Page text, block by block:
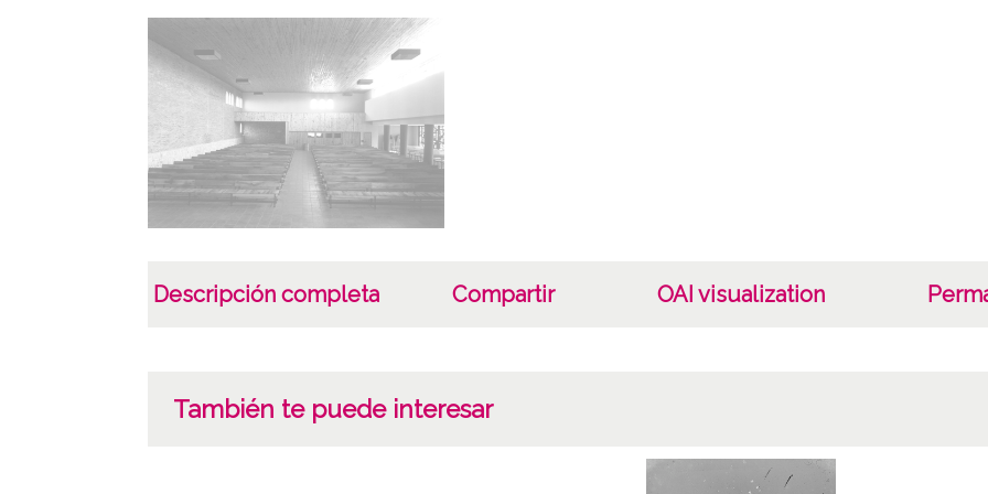
Descripción completa Compartir OAI visualization
También te puede interesar